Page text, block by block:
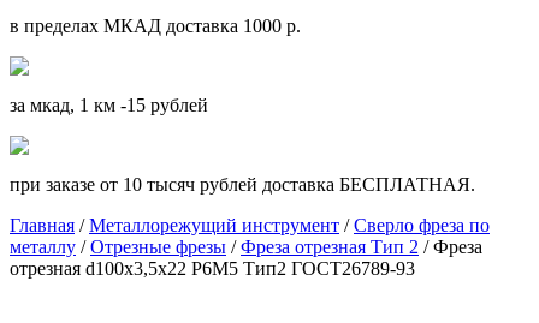
в пределах МКАД доставка 1000 р.
за мкад, 1 км -15 рублей
при заказе от 10 тысяч рублей доставка БЕСПЛАТНАЯ.
Главная /Металлорежущий инструмент /Сверло фреза по
металлу /Отрезные фрезы /Фреза отрезная Тип 2 / Фреза
отрезная d100х3,5х22 Р6М5 Тип2 ГОСТ26789-93